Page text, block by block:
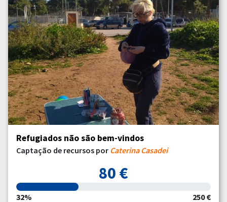
Refugiados não são bem-vindos
Captação de recursos por Caterina Casadei
80 €
32% 250 €